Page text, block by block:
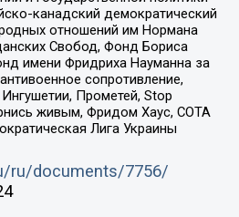
канадский демократический
отношений им Нормана
Свобод, Фонд Бориса
имени Фридриха Науманна за
сопротивление,
Прометей, Stop
живым, Фридом Хаус, СОТА
Лига Украины
ru/documents/7756/